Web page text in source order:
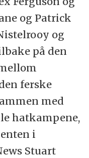
og Patrick
og
på den
ferske
med
hatkampene,
i
Stuart